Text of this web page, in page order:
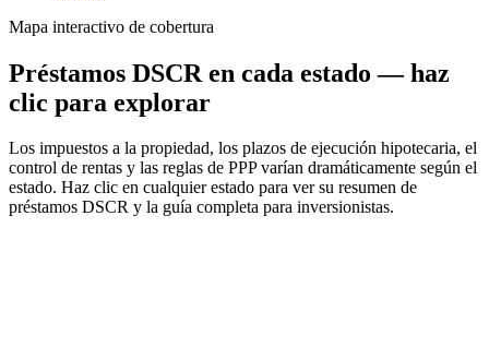
Mapa interactivo de cobertura
Préstamos DSCR en cada estado — haz
clic para explorar
Los impuestos a la propiedad, los plazos de ejecución hipotecaria, el
control de rentas y las reglas de PPP varían dramáticamente según el
estado. Haz clic en cualquier estado para ver su resumen de
préstamos DSCR y la guía completa para inversionistas.